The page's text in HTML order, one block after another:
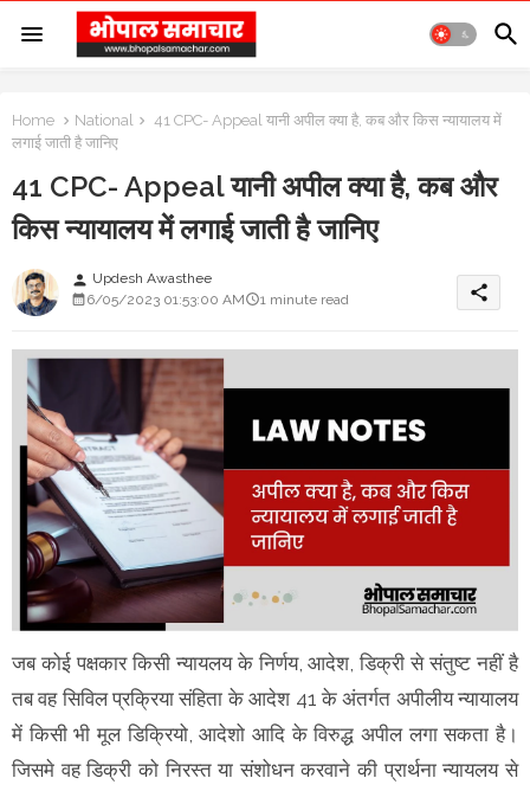
Home National
41 CPC- Appeal यानी अपील क्या है, कब और किस न्यायालय में
लगाई जाती है जानिए
41 CPC- Appeal यानी अपील क्या है, कब और
किस न्यायालय में लगाई जाती है जानिए
person Updesh Awasthee
6/05/2023 01:53:00 AM
1 minute read share
जब कोई पक्षकार किसी न्यायलय के निर्णय, आदेश, डिक्री से संतुष्ट नहीं है
तब वह सिविल प्रक्रिया संहिता के आदेश 41 के अंतर्गत अपीलीय न्यायालय
में किसी भी मूल डिक्रियो, आदेशो आदि के विरुद्ध अपील लगा सकता है।
जिसमे वह डिक्री को निरस्त या संशोधन करवाने की प्रार्थना न्यायलय से